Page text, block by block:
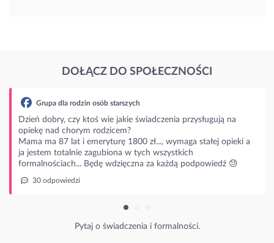
DOŁĄCZ DO SPOŁECZNOŚCI
Grupa dla rodzin osób starszych
dobry, czy ktoś wie jakie świadczenia przysługują na
nad chorym rodzicem?
ma 87 lat i emeryturę 1800 zł..., wymaga stałej opieki a
totalnie zagubiona w tych wszystkich
Będę wdzięczna za każdą podpowiedź 😓
odpowiedzi
Pytaj o świadczenia i formalności.